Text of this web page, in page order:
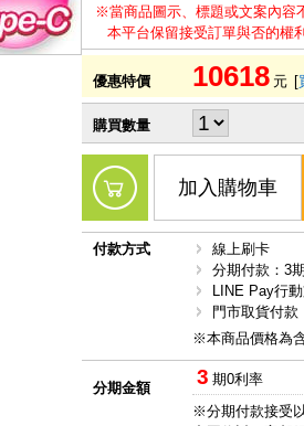
※當商品圖示、標題或文案內容
本平台保留接受訂單與否的權利
優惠特價 10618 元 [
購買數量
加入購物車
付款方式
線上刷卡
分期付款：3
LINE Pay行
門市取貨付款
※本商品價格為
分期金額 3 期0利率
※分期付款接受